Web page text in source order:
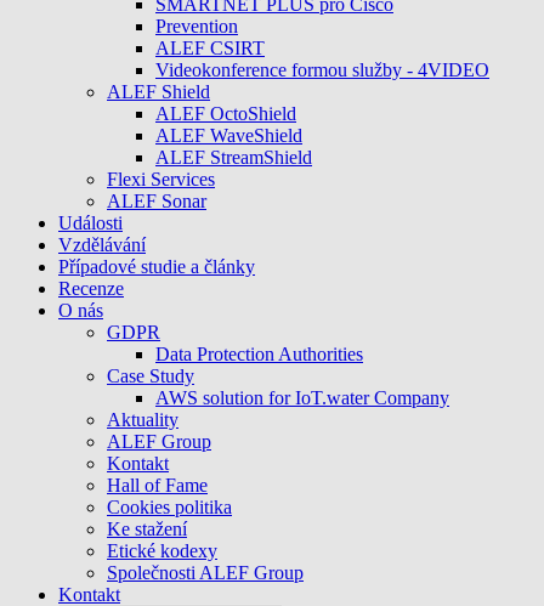
SMARTNET PLUS pro Cisco
Prevention
ALEF CSIRT
Videokonference formou služby - 4VIDEO
ALEF Shield
ALEF OctoShield
ALEF WaveShield
ALEF StreamShield
Flexi Services
ALEF Sonar
Události
Vzdělávání
Případové studie a články
Recenze
O nás
GDPR
Data Protection Authorities
Case Study
AWS solution for IoT.water Company
Aktuality
ALEF Group
Kontakt
Hall of Fame
Cookies politika
Ke stažení
Etické kodexy
Společnosti ALEF Group
Kontakt